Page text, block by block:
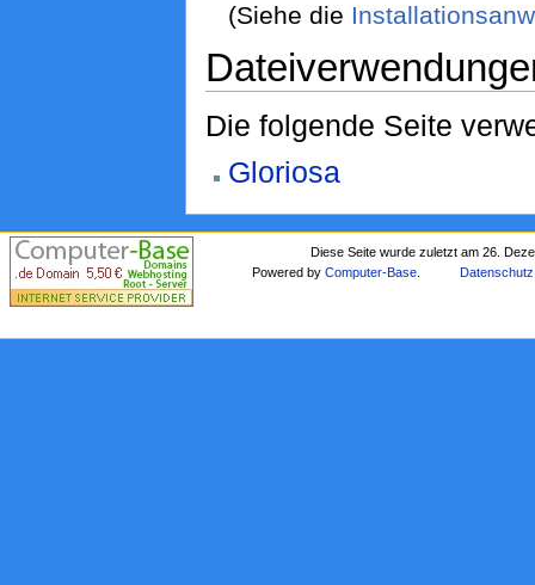
(Siehe die
Die folgende Seite
Gloriosa
Diese Seite wurde zuletzt am 26.
Powered byComputer-Base Datenschutz